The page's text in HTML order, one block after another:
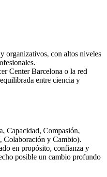
organizativos, con altos niveles
Center Barcelona o la red
entre ciencia y
Capacidad, Compasión,
Colaboración y Cambio).
en propósito, confianza y
posible un cambio profundo